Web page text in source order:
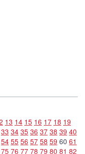
13 14 15 16 17 18 19
33 34 35 36 37 38 39 40
54 55 56 57 58 59 60 61
75 76 77 78 79 80 81 82